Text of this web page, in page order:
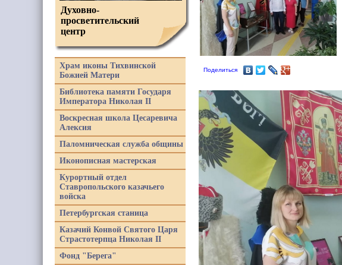
Поделиться
Духовно-
просветительский
центр
Храм иконы Тихвинской
Божией Матери
Библиотека памяти Государя
Императора Николая II
Воскресная школа Цесаревича
Алексия
Паломническая служба общины
Иконописная мастерская
Курортный отдел
Ставропольского казачьего
войска
Петербургская станица
Казачий Конвой Святого Царя
Страстотерпца Николая II
Фонд "Берега"